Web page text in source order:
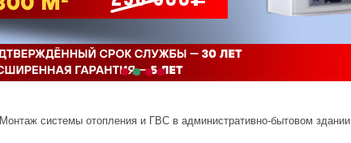
Монтаж системы отопления и ГВС в административно-бытовом